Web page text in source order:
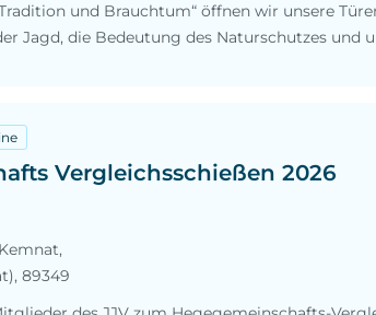
und Brauchtum“ öffnen wir unsere
Jagd, die Bedeutung des Naturschutzes und
Vergleichsschießen 2026
, 89349